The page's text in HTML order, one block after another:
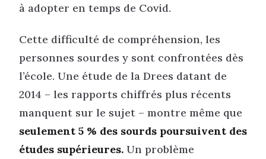
à adopter en temps de Covid.
Cette difficulté de compréhension, les
personnes sourdes y sont confrontées dès
l’école. Une étude de la Drees datant de
2014 – les rapports chiffrés plus récents
manquent sur le sujet – montre même que
seulement 5 % des sourds poursuivent des
études supérieures. Un problème